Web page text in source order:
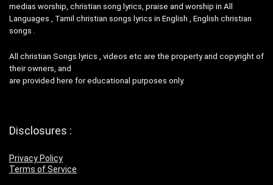
medias worship, christian song lyrics, praise and worship in All
Languages , Tamil christian songs lyrics in English , English christian
songs .
All christian Songs lyrics , videos etc are the property and copyright of
their owners, and
are provided here for educational purposes only.
Disclosures :
Privacy Policy
Terms of Service